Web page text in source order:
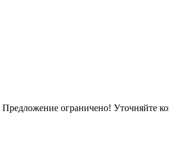
Предложение ограничено! Уточняйте